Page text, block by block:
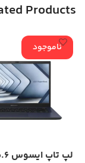
Products
ناموجود